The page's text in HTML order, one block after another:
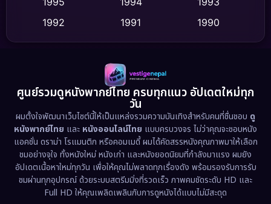
Detective สืบสวน (59)
Disaster (13)
Disney+ (5)
Documentary สารคดี (93)
Drama ดราม่า (1,460)
Dystopian (17)
1992
1991
1990
1989
1988
1986
1983
1978
1974
1962
ศูนย์รวมดูหนังพากย์ไทย ครบทุกแนว อัปเดตใหม่ทุก
วัน
ผมตั้งใจพัฒนาเว็บไซต์นี้ให้เป็นแหล่งรวมความบันเทิงสำหรับคนที่ชื่นชอบ ดู
หนังพากย์ไทย และ หนังออนไลน์ไทย แบบครบวงจร ไม่ว่าคุณจะชอบหนัง
แอคชั่น ดราม่า โรแมนติก หรือคอมเมดี้ ผมได้คัดสรรหนังคุณภาพมาให้เลือก
ชมอย่างจุใจ ทั้งหนังใหม่ หนังเก่า และหนังยอดนิยมที่กำลังมาแรง ผมยัง
อัปเดตเนื้อหาใหม่ทุกวัน เพื่อให้คุณไม่พลาดทุกเรื่องดัง พร้อมรองรับการรับ
ชมผ่านทุกอุปกรณ์ ด้วยระบบสตรีมมิ่งที่รวดเร็ว ภาพคมชัดระดับ HD และ
Full HD ให้คุณเพลิดเพลินกับการดูหนังได้แบบไม่มีสะดุด